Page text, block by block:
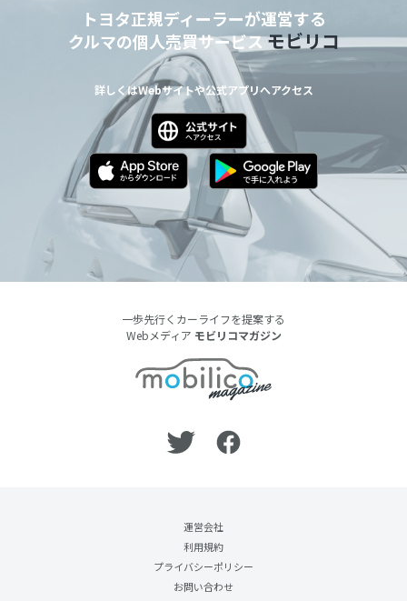
トヨタ正規ディーラーが運営する
クルマの個人売買サービスモビリコ
詳しくはWebサイトや公式アプリへアクセス
一歩先行くカーライフを提案する
Webメディア モビリコマガジン
運営会社
利用規約
プライバシーポリシー
お問い合わせ